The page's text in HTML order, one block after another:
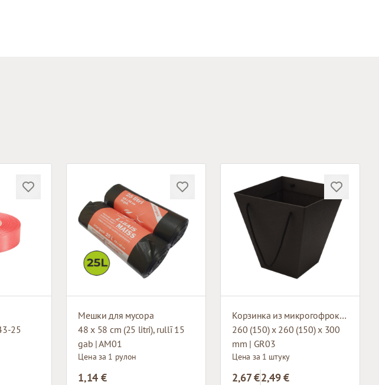
25
Мешки для мусора
48 x 58 cm (25 litri), rullī 15
gab | AM01
Цена за 1 рулон
1,14 €
Корзинка из микрогофрокартона с тканевыми ручками
260 (150) x 260 (150) x 300
mm | GR03
Цена за 1 штуку
2,67 €2,49 €